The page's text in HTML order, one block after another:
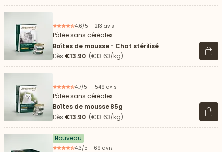
4.6/5 - 213 avis
Pâtée sans céréales
Boîtes de mousse - Chat stérilisé
Dès €13.90 (€13.63/kg) Voir
4.7/5 - 1549 avis
Pâtée sans céréales
Boîtes de mousse 85g
Dès €13.90 (€13.63/kg) Voir
Nouveau
4.3/5 - 69 avis